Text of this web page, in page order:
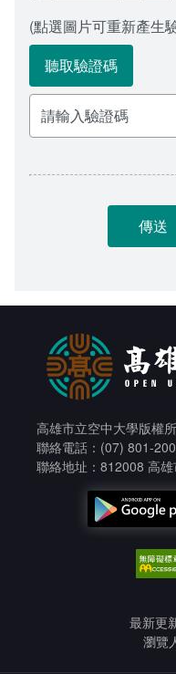
(點選圖片可重新產生
聽取驗證碼
高雄市立空中大學版權
聯絡電話：(07) 801-
聯絡地址：812008 高
最新更
瀏覽